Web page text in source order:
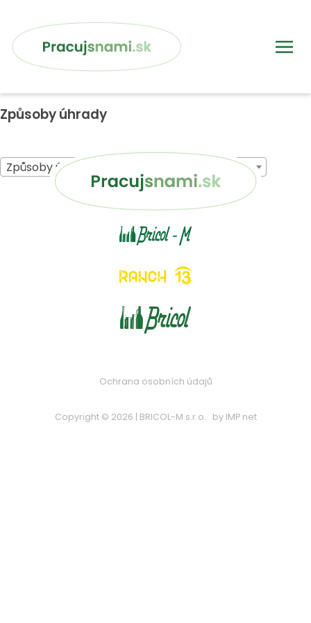
Způsoby úhrady
Způsoby úhrady
Ochrana osobních údajů
Copyright © 2026 | BRICOL-M s.r.o. by IMP net